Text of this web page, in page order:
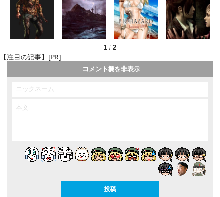
1 / 2
【注目の記事】[PR]
コメント欄を非表示